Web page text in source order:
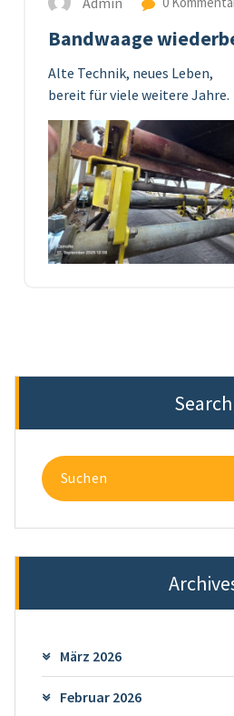
Bandwaage
Alte Technik, neues Leben,
bereit für viele weitere Jahre.
Search
Suchen
nach:
März 2026
Februar 2026